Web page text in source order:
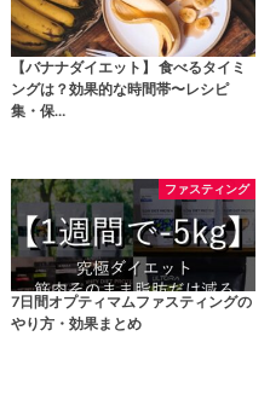
【バナナダイエット】 食べるタイミ
ングは？効果的な時間帯〜レシピ
集・保…
ファスティング
7日間オプティマムファスティングの
やり方・効果まとめ